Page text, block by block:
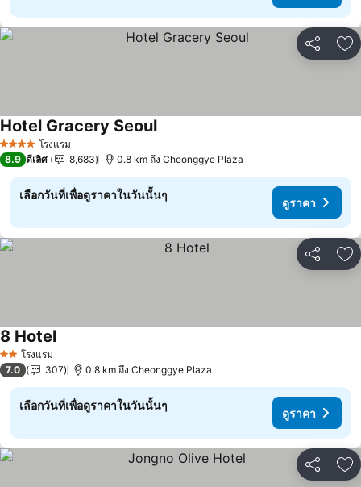
แชร์ เ
4 ดาว โรงแรม
Hotel Gracery Seoul
8.9 ดีเลิศ 8,683 0.8 km ถึง Cheonggye Plaza
เลือกวันที่เพื่อดูราคาในวันนั้นๆ
ดูราคา
แชร์ เ
2 ดาวโรงแรม
8 Hotel
7.0 307 0.8 km ถึง Cheonggye Plaza
เลือกวันที่เพื่อดูราคาในวันนั้นๆ
ดูราคา
แชร์ เ